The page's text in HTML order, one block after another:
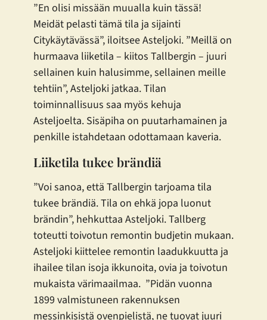
”En olisi missään muualla kuin tässä!
Meidät pelasti tämä tila ja sijainti
Citykäytävässä”, iloitsee Asteljoki. ”Meillä on
hurmaava liiketila – kiitos Tallbergin – juuri
sellainen kuin halusimme, sellainen meille
tehtiin”, Asteljoki jatkaa. Tilan
toiminnallisuus saa myös kehuja
Asteljoelta. Sisäpiha on puutarhamainen ja
penkille istahdetaan odottamaan kaveria.
Liiketila tukee brändiä
”Voi sanoa, että Tallbergin tarjoama tila
tukee brändiä. Tila on ehkä jopa luonut
brändin”, hehkuttaa Asteljoki. Tallberg
toteutti toivotun remontin budjetin mukaan.
Asteljoki kiittelee remontin laadukkuutta ja
ihailee tilan isoja ikkunoita, ovia ja toivotun
mukaista värimaailmaa. ”Pidän vuonna
1899 valmistuneen rakennuksen
messinkisistä ovenpielistä, ne tuovat juuri